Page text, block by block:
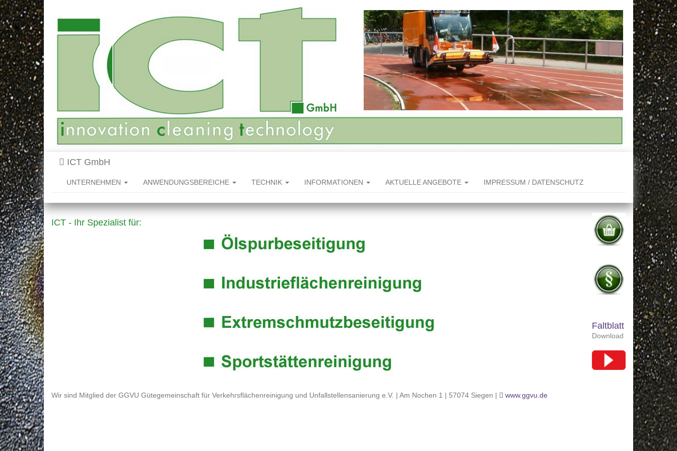
ICT GmbH
UNTERNEHMEN ANWENDUNGSBEREICHE TECHNIK INFORMATIONEN AKTUELLE ANGEBOTE IMPRESSUM / DATENSCHUTZ
ICT - Ihr Spezialist für:
Wir sind Mitglied der GGVU Gütegemeinschaft für Verkehrsflächenreinigung und Unfallstellensanierung e.V. | Am Nochen 1 | 57074 Siegen | www.ggvu.de
Faltblatt
Download